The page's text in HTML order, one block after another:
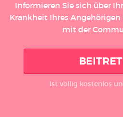
Informieren Sie sich über
Krankheit Ihres
mit der
Ist völlig kostenlos